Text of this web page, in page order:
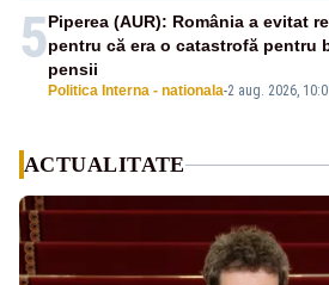
5
Politica Interna - nationala-2 aug. 2026,
Piperea (AUR): România a evitat
pentru că era o catastrofă pentru
pensii
ACTUALITATE